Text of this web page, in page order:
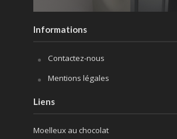
Informations
Contactez-nous
Mentions légales
Liens
Moelleux au chocolat